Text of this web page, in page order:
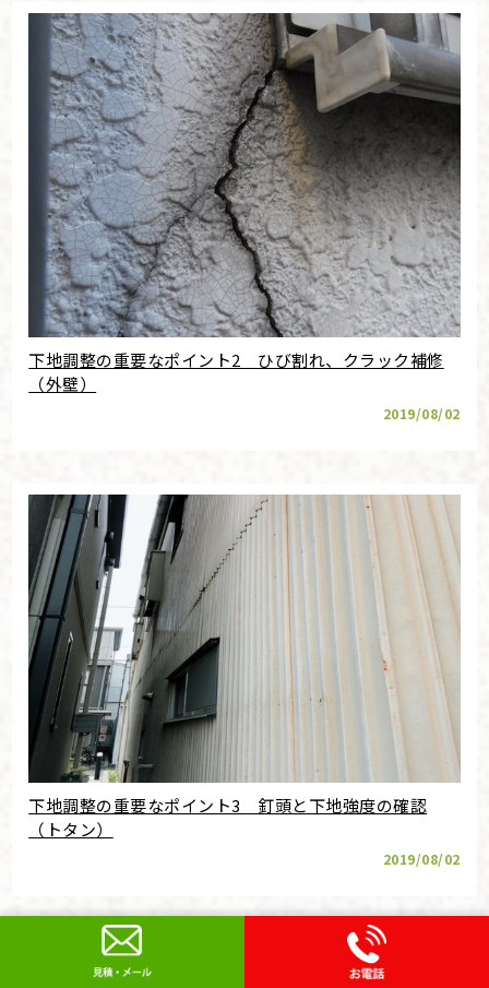
下地調整の重要なポイント2 ひび割れ、クラック補修
（外壁）
2019/08/02
下地調整の重要なポイント3 釘頭と下地強度の確認
（トタン）
2019/08/02